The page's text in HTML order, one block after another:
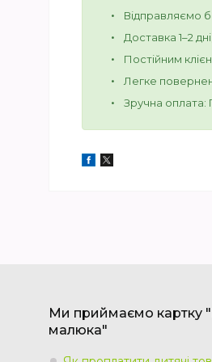
Відправляємо
Доставка 1–2
Постійним
Легке
Зручна оплата:
Ми приймаємо картку
малюка"